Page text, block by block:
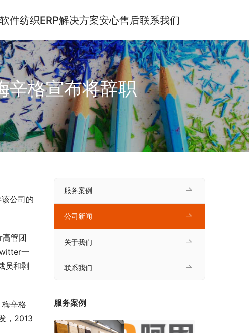
件纺织ERP解决方案安心售后联系我们
辛格宣布将辞职
公司的
管团
一
员和剥
辛格
，2013
服务案例
公司新闻
关于我们
联系我们
服务案例